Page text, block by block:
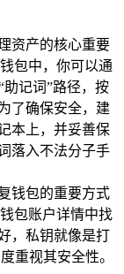
资产的核心重要
包中，你可以通
助记词”路径，按
了确保安全，建
本上，并妥善保
落入不法分子手
钱包的重要方式
包账户详情中找
，私钥就像是打
重视其安全性。